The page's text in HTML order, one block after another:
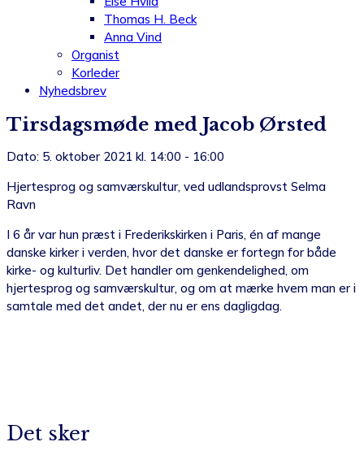
Thomas H. Beck
Anna Vind
Organist
Korleder
Nyhedsbrev
Tirsdagsmøde med Jacob Ørsted
Dato: 5. oktober 2021 kl. 14:00 - 16:00
Hjertesprog og samværskultur, ved udlandsprovst Selma
Ravn
I 6 år var hun præst i Frederikskirken i Paris, én af mange
danske kirker i verden, hvor det danske er fortegn for både
kirke- og kulturliv. Det handler om genkendelighed, om
hjertesprog og samværskultur, og om at mærke hvem man er i
samtale med det andet, der nu er ens dagligdag.
Det sker